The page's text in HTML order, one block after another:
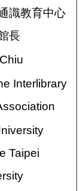
識教育中心
長
Interlibrary
Taipei